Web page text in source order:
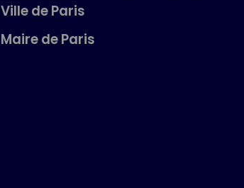
Ville de Paris
Maire de Paris